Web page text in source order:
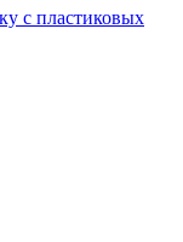
с пластиковых